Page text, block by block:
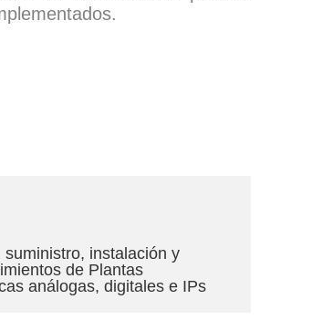
suministro, instalación y
de Plantas
análogas, digitales e IPs